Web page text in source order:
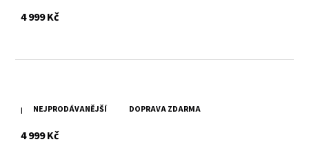
4 999 Kčs DPH
NEJPRODÁVANĚJŠÍ DOPRAVA ZDARMA
Brandy kožená taška SPIKES & SPARROW
4 999 Kčs DPH